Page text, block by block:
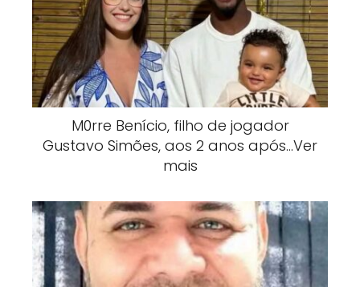
M0rre Benício, filho de jogador
Gustavo Simões, aos 2 anos após…Ver
mais